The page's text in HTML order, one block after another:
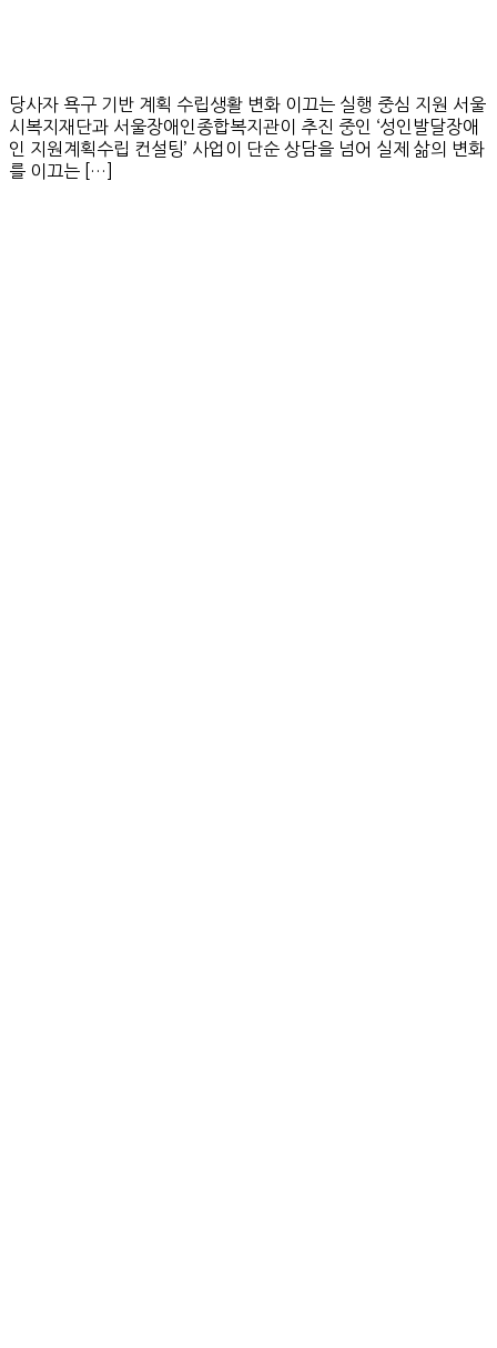
당사자 욕구 기반 계획 수립생활 변화 이끄는 실행 중심 지원 서울
시복지재단과 서울장애인종합복지관이 추진 중인 ‘성인발달장애
인 지원계획수립 컨설팅’ 사업이 단순 상담을 넘어 실제 삶의 변화
를 이끄는 […]